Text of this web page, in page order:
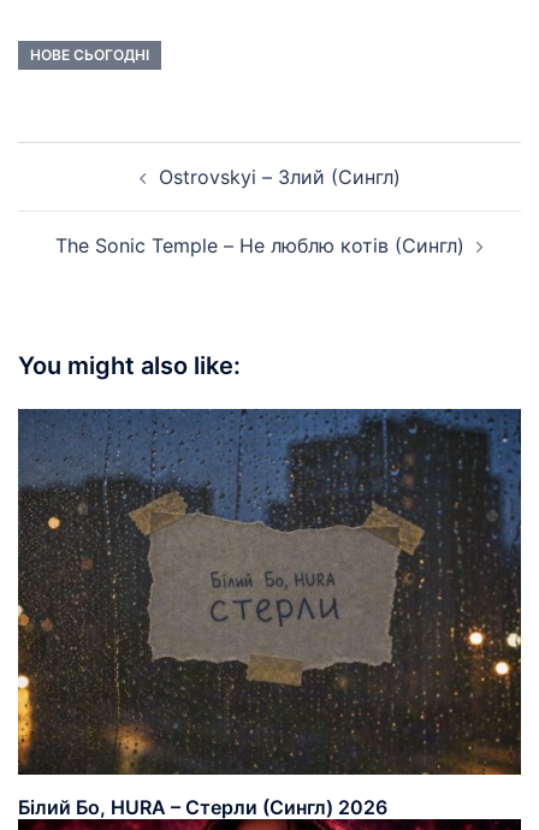
НОВЕ СЬОГОДНІ
navigationOstrovskyi – Злий (Сингл)
The Sonic Temple – Не люблю котів (Сингл)
You might also like:
Білий Бо, HURA – Стерли (Сингл) 2026